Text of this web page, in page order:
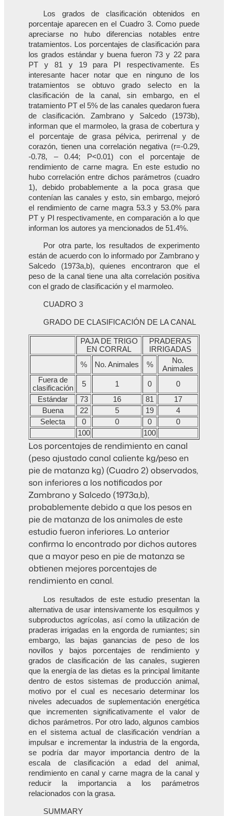
Los grados de clasificación obtenidos en
porcentaje aparecen en el Cuadro 3. Como puede
apreciarse no hubo diferencias notables entre
tratamientos. Los porcentajes de clasificación para
los grados estándar y buena fueron 73 y 22 para
PT y 81 y 19 para PI respectivamente. Es
interesante hacer notar que en ninguno de los
tratamientos se obtuvo grado selecto en la
clasificación de la canal, sin embargo, en el
tratamiento PT el 5% de las canales quedaron fuera
de clasificación. Zambrano y Salcedo (1973b),
informan que el marmoleo, la grasa de cobertura y
el porcentaje de grasa pélvica, perirrenal y de
corazón, tienen una correlación negativa (r=-0.29,
-0.78, – 0.44; P<0.01) con el porcentaje de
rendimiento de carne magra. En este estudio no
hubo correlación entre dichos parámetros (cuadro
1), debido probablemente a la poca grasa que
contenían las canales y esto, sin embargo, mejoró
el rendimiento de carne magra 53.3 y 53.0% para
PT y PI respectivamente, en comparación a lo que
informan los autores ya mencionados de 51.4%.
Por otra parte, los resultados de experimento
están de acuerdo con lo informado por Zambrano y
Salcedo (1973a,b), quienes encontraron que el
peso de la canal tiene una alta correlación positiva
con el grado de clasificación y el marmoleo.
CUADRO 3
GRADO DE CLASIFICACIÓN DE LA CANAL
PAJA DE TRIGO
EN CORRAL
PRADERAS
IRRIGADAS
%
No. Animales %
No.
Animales
Fuera de
clasificación
5 1 0
0
Estándar
73 16 81
17
Buena
22 5 19
4
Selecta
0 0 0
0
100
100
Los porcentajes de rendimiento en canal
(peso ajustado canal caliente kg/peso en
pie de matanza kg) (Cuadro 2) observados,
son inferiores a los notificados por
Zambrano y Salcedo (1973a,b),
probablemente debido a que los pesos en
pie de matanza de los animales de este
estudio fueron inferiores. Lo anterior
confirma lo encontrado por dichos autores
que a mayor peso en pie de matanza se
obtienen mejores porcentajes de
rendimiento en canal.
Los resultados de este estudio presentan la
alternativa de usar intensivamente los esquilmos y
subproductos agrícolas, así como la utilización de
praderas irrigadas en la engorda de rumiantes; sin
embargo, las bajas ganancias de peso de los
novillos y bajos porcentajes de rendimiento y
grados de clasificación de las canales, sugieren
que la energía de las dietas es la principal limitante
dentro de estos sistemas de producción animal,
motivo por el cual es necesario determinar los
niveles adecuados de suplementación energética
que incrementen significativamente el valor de
dichos parámetros. Por otro lado, algunos cambios
en el sistema actual de clasificación vendrían a
impulsar e incrementar la industria de la engorda,
se podría dar mayor importancia dentro de la
escala de clasificación a edad del animal,
rendimiento en canal y carne magra de la canal y
reducir la importancia a los parámetros
relacionados con la grasa.
SUMMARY